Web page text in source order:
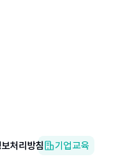
다’라는 의미로 쓸
수용과 관계의 풍
처리방침 기업교육